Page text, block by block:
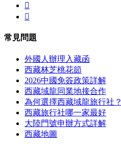


常見問題
外國人辦理入藏函
西藏林芝桃花節
2026中國免簽政策詳解
西藏域龍同業地接合作
為何選擇西藏域龍旅行社？
西藏旅行社哪一家最好
大陸門號申辦方式詳解
西藏地圖